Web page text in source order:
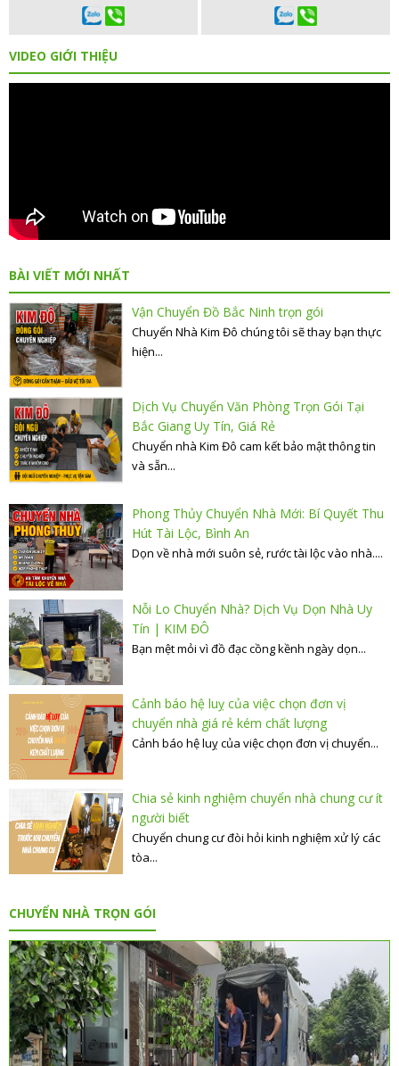
VIDEO GIỚI THIỆU
BÀI VIẾT MỚI NHẤT
Vận Chuyển Đồ Bắc Ninh trọn gói
Chuyển Nhà Kim Đô chúng tôi sẽ thay bạn thực
hiện...
Dịch Vụ Chuyển Văn Phòng Trọn Gói Tại
Bắc Giang Uy Tín, Giá Rẻ
Chuyển nhà Kim Đô cam kết bảo mật thông tin
và sẵn...
Phong Thủy Chuyển Nhà Mới: Bí Quyết Thu
Hút Tài Lộc, Bình An
Dọn về nhà mới suôn sẻ, rước tài lộc vào nhà....
Nỗi Lo Chuyển Nhà? Dịch Vụ Dọn Nhà Uy
Tín | KIM ĐÔ
Bạn mệt mỏi vì đồ đạc cồng kềnh ngày dọn...
Cảnh báo hệ luỵ của việc chọn đơn vị
chuyển nhà giá rẻ kém chất lượng
Cảnh báo hệ luỵ của việc chọn đơn vị chuyển...
Chia sẻ kinh nghiệm chuyển nhà chung cư ít
người biết
Chuyển chung cư đòi hỏi kinh nghiệm xử lý các
tòa...
CHUYỂN NHÀ TRỌN GÓI